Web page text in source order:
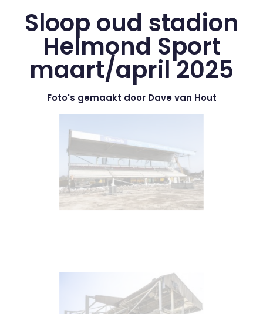
Sloop oud stadion
Helmond Sport
maart/april 2025
Foto's gemaakt door Dave van Hout